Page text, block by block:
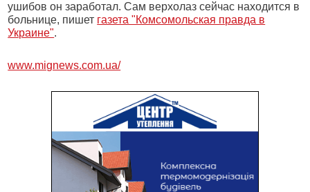
ушибов он заработал. Сам верхолаз сейчас находится в
больнице, пишет газета "Комсомольская правда в
Украине".
www.mignews.com.ua/